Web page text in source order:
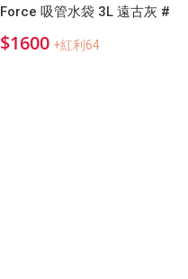
Force 吸管水袋 3L 遠古灰 #
$1600 +紅利64